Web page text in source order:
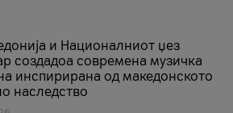
и Националниот џез
создадоа современа музичка
инспирирана од македонското
наследство